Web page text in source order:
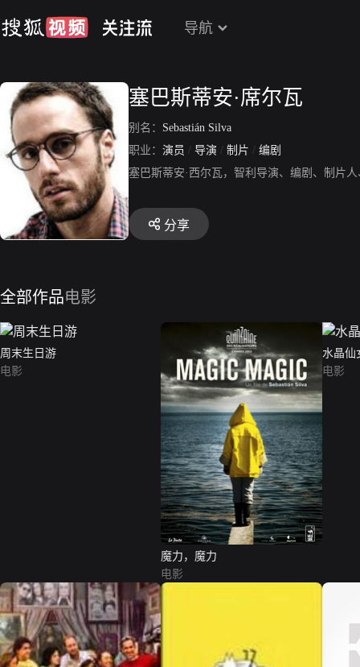
导航
塞巴斯蒂安·席尔瓦
别名： Sebastián Silva
职业： 演员 / 导演 / 制片 / 编剧
塞巴斯蒂安·西尔瓦，智利导演、编剧、制片
分享
全部作品电影
周末生日游
电影
魔力，魔力
电影
水晶仙
电影